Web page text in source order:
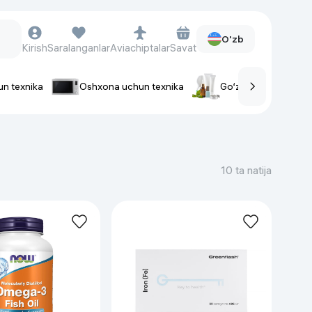
Soat kamarlari
Foto apparatlari va Video-
kameralar
Fotoapparatlari
KirishSaralanganlarAviachiptalarSavat
O'zb
texnika Oshxona uchun texnika Go‘zallik va parvarish
10 ta natija